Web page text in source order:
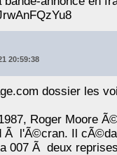
20:59:38
dossier les
Roger Moore
Ã l'Ã©cran. Il
007 Ã deux